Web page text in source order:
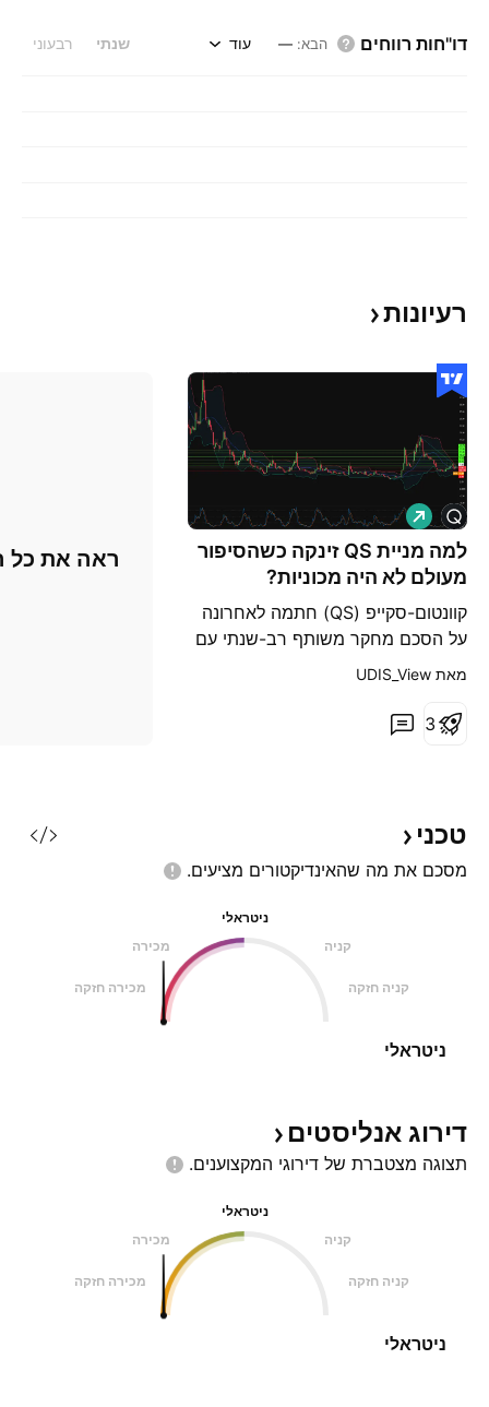
דו"חות רווחים הבא:
— שנתי רבעוני עוד
רעיונות
למה מניית QS זינקה כשהסיפור
מעולם לא היה מכוניות?
קוונטום-סקייפ (QS) חתמה לאחרונה
על הסכם מחקר משותף רב-שנתי עם
הונדה לשכלול ייצור סוללות מצב מוצק.
במחזור מסחר בודד, וחתמה עלייה של
שעובדת על מסחור תא ה-Q
ל
ו
נ
ג
מאת ‎UDIS_View‎
3
ראה את כל
טכני
מסכם את מה שהאינדיקטורים מציעים.
ניטראלי
מכירה
קניה
מכירה חזקה קניה חזקה
ניטראלי
דירוג אנליסטים
תצוגה מצטברת של דירוגי המקצוענים.
ניטראלי
מכירה
קניה
מכירה חזקה קניה חזקה
ניטראלי